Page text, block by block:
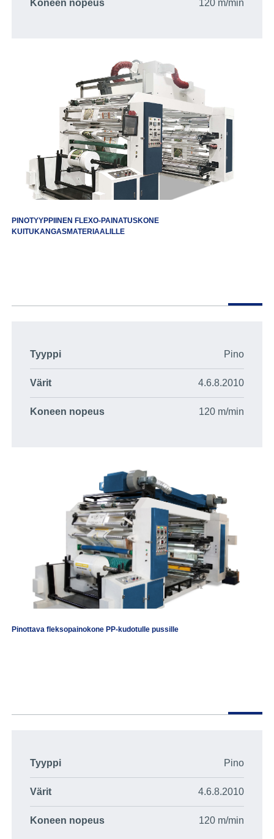
Koneen nopeus 120 m/min
PINOTYYPPIINEN FLEXO-PAINATUSKONE
KUITUKANGASMATERIAALILLE
Tyyppi Pino
Värit 4.6.8.2010
Koneen nopeus 120 m/min
Pinottava fleksopainokone PP-kudotulle pussille
Tyyppi Pino
Värit 4.6.8.2010
Koneen nopeus 120 m/min